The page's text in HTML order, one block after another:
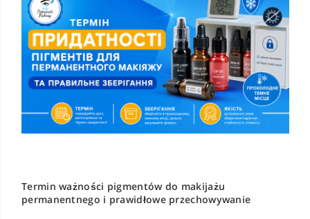
Termin ważności pigmentów do makijażu
permanentnego i prawidłowe przechowywanie